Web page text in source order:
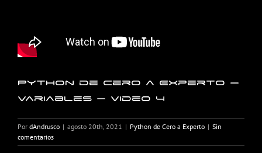
Python de Cero a Experto –
Variables – Video 4
Por dAndrusco | agosto 20th, 2021 | Python de Cero a Experto | Sin
comentarios